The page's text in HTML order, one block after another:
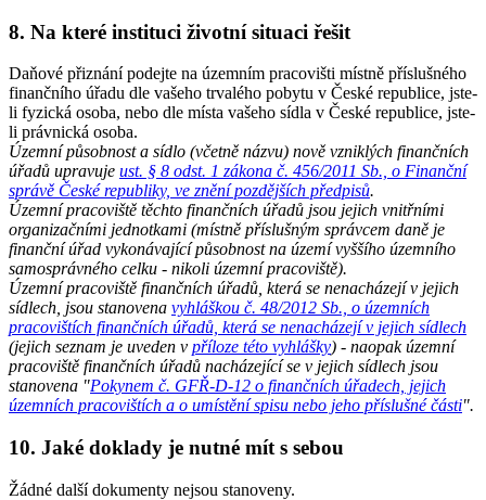
8. Na které instituci životní situaci řešit
Daňové přiznání podejte na územním pracovišti místně příslušného
finančního úřadu dle vašeho trvalého pobytu v České republice, jste-
li fyzická osoba, nebo dle místa vašeho sídla v České republice, jste-
li právnická osoba.
Územní působnost a sídlo (včetně názvu) nově vzniklých finančních
úřadů upravuje ust. § 8 odst. 1 zákona č. 456/2011 Sb., o Finanční
správě České republiky, ve znění pozdějších předpisů.
Územní pracoviště těchto finančních úřadů jsou jejich vnitřními
organizačními jednotkami (místně příslušným správcem daně je
finanční úřad vykonávající působnost na území vyššího územního
samosprávného celku - nikoli územní pracoviště).
Územní pracoviště finančních úřadů, která se nenacházejí v jejich
sídlech, jsou stanovena vyhláškou č. 48/2012 Sb., o územních
pracovištích finančních úřadů, která se nenacházejí v jejich sídlech
(jejich seznam je uveden v příloze této vyhlášky) - naopak územní
pracoviště finančních úřadů nacházející se v jejich sídlech jsou
stanovena "Pokynem č. GFŘ-D-12 o finančních úřadech, jejich
územních pracovištích a o umístění spisu nebo jeho příslušné části".
10. Jaké doklady je nutné mít s sebou
Žádné další dokumenty nejsou stanoveny.